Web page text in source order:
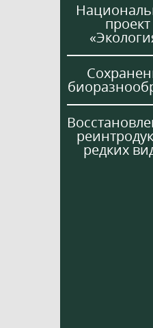
проект
редких